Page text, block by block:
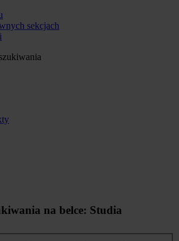
sekcjach
na belce: Studia